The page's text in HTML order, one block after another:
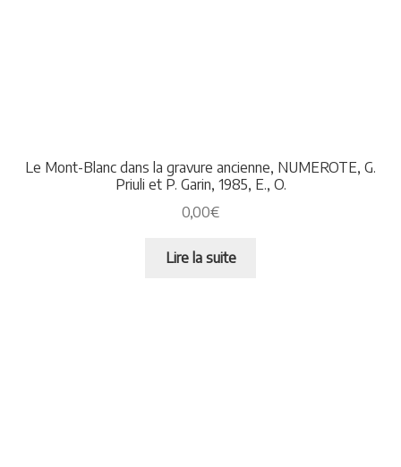
Le Mont-Blanc dans la gravure ancienne, NUMEROTE, G.
Priuli et P. Garin, 1985, E., O.
0,00€
Lire la suite